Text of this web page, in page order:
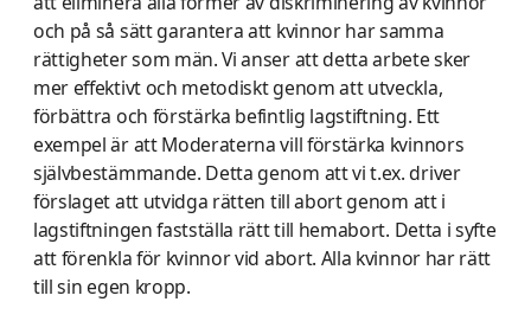
och på så sätt garantera att kvinnor har samma
rättigheter som män. Vi anser att detta arbete sker
mer effektivt och metodiskt genom att utveckla,
förbättra och förstärka befintlig lagstiftning. Ett
exempel är att Moderaterna vill förstärka kvinnors
självbestämmande. Detta genom att vi t.ex. driver
förslaget att utvidga rätten till abort genom att i
lagstiftningen fastställa rätt till hemabort. Detta i syfte
att förenkla för kvinnor vid abort. Alla kvinnor har rätt
till sin egen kropp.